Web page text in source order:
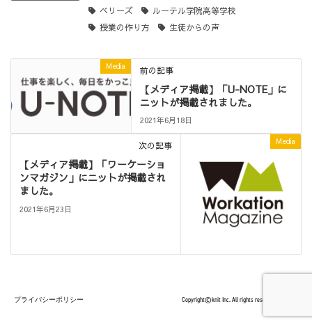
ベリーズ
ルーテル学院高等学校
授業の作り方
生徒からの声
Media 前の記事
【メディア掲載】「U-NOTE」に
ニットが掲載されました。
2021年6月18日
Media
次の記事
【メディア掲載】「ワーケーショ
ンマガジン」にニットが掲載され
ました。
2021年6月23日
プライバシーポリシー Copyright©knit Inc. All rights reserved.